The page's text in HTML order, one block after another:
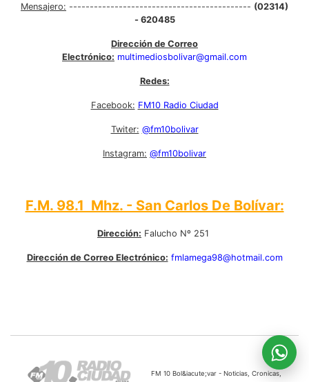
Mensajero: -------------------------------------------- (02314)
- 620485
Dirección de Correo
Electrónico: multimediosbolivar@gmail.com
Redes:
Facebook: FM10 Radio Ciudad
Twiter: @fm10bolivar
Instagram: @fm10bolivar
F.M. 98.1 Mhz. - San Carlos De Bolívar:
Dirección: Falucho Nº 251
Dirección de Correo Electrónico: fmlamega98@hotmail.com
FM 10 Bol&iacute;var - Noticias, Cronicas,